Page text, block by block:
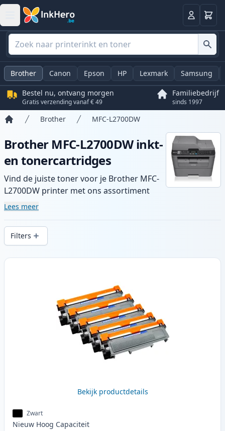
Log in
Brother Canon Epson HP Lexmark Samsung
Bestel nu, ontvang morgen
Gratis verzending vanaf € 49
Familiebedrijf
sinds 1997
Brother MFC-L2700DW
Brother MFC-L2700DW inkt-
en tonercartridges
Vind de juiste toner voor je Brother MFC-
L2700DW printer met ons assortiment
compatibele en high-yield cartridges.
snelle levering vanuit lokale voorraad in .
Lees meer
Filters
Producten
Bekijk productdetails
Zwart
Nieuw Hoog Capaciteit